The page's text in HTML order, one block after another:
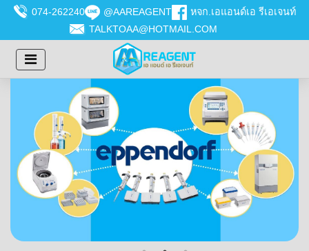
074-262240 @AAREAGENT
หจก.เอแอนด์เอ รีเอเจนท์
TALKTOAA@HOTMAIL.COM